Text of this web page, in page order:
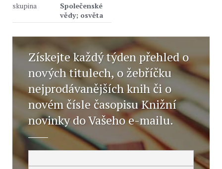
skupina
Společenské
vědy; osvěta
Získejte každý týden přehled o
nových titulech, o žebříčku
nejprodávanějších knih či o
novém čísle časopisu Knižní
novinky do Vašeho e-mailu.